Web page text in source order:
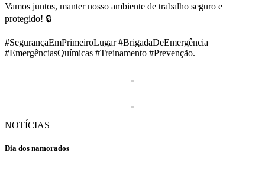
Vamos juntos, manter nosso ambiente de trabalho seguro e
protegido! 🔒
#SegurançaEmPrimeiroLugar #BrigadaDeEmergência
#EmergênciasQuímicas #Treinamento #Prevenção.
NOTÍCIAS
Dia dos namorados